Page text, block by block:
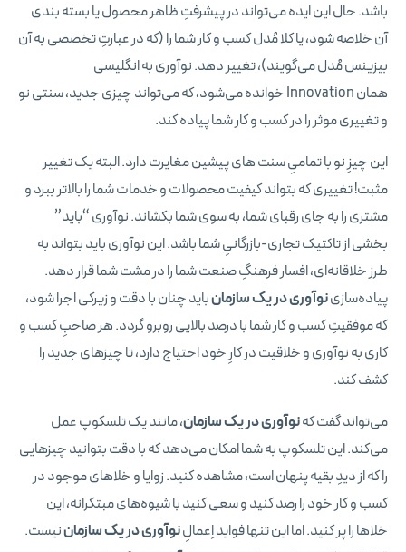
باشد. حال این ایده می‌تواند در پیشرفتِ ظاهر محصول یا بسته‌ بندی
آن خلاصه شود، یا کلا مُدل کسب و کار شما را (که در عبارتِ تخصصی به آن
بیزینس مُدل می‌گویند)، تغییر دهد. نوآوری به انگلیسی
همان Innovation خوانده می‌شود، که می‌تواند چیزی جدید، سنتی نو
و تغییری موثر را در کسب و کار شما پیاده کند.
این چیزِ نو با تمامیِ سنت‌ های پیشین مغایرت دارد. البته یک تغییر
مثبت! تغییری که بتواند کیفیت محصولات و خدمات شما را بالاتر ببرد و
مشتری را به جای رقبای شما، به سوی شما بکشاند. نوآوری “باید”
بخشی از تاکتیک تجاری-بازرگانیِ شما باشد. این نوآوری باید بتواند به
طرز خلاقانه‌ای، افسار فرهنگِ صنعت شما را در مشت شما قرار دهد.
پیاده‌سازینوآوری در یک سازمانباید چنان با دقت و زیرکی اجرا شود،
که موفقیتِ کسب و کار شما با درصد بالایی روبرو گردد. هر صاحبِ کسب و
کاری به نوآوری و خلاقیت در کارِ خود احتیاج دارد، تا چیزهای جدید را
کشف کند.
می‌تواند گفت کهنوآوری در یک سازمان، مانند یک تلسکوپ عمل
می‌کند. این تلسکوپ به شما امکان می‌دهد که با دقت بتوانید چیزهایی
را که از دیدِ بقیه پنهان است، مشاهده کنید. زوایا و خلاهای موجود در
کسب و کار خود را رصد کنید و سعی کنید با شیوه‌های مبتکرانه، این
خلاها را پر کنید. اما این تنها فواید اِعمالِنوآوری در یک سازماننیست.